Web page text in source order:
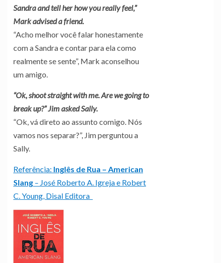
Sandra and tell her how you really feel,”
Mark advised a friend.
“Acho melhor você falar honestamente
com a Sandra e contar para ela como
realmente se sente”, Mark aconselhou
um amigo.
“Ok, shoot straight with me. Are we going to
break up?” Jim asked Sally.
“Ok, vá direto ao assunto comigo. Nós
vamos nos separar?”, Jim perguntou a
Sally.
Referência: Inglês de Rua – American
Slang – José Roberto A. Igreja e Robert
C. Young, Disal Editora